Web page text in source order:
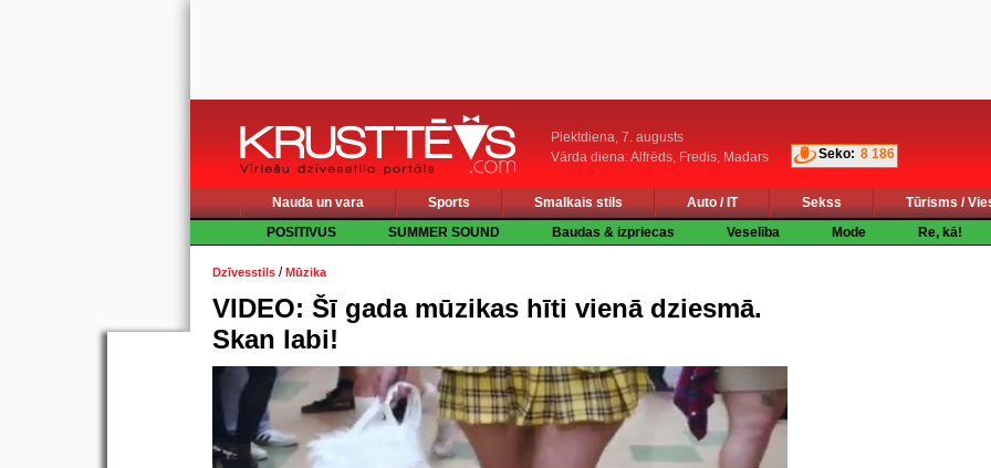
Piektdiena, 7. augusts
Vārda diena: Alfrēds, Fredis, Madars
Seko: 8 186
Nauda un vara Sports Smalkais stils Auto / IT Sekss
Tūrisms /
POSITIVUS
SUMMER SOUND Baudas & izpriecas Veselība Mode Re, kā!
Dzīvesstils /Mūzika
VIDEO: Šī gada mūzikas hīti vienā dziesmā.
Skan labi!